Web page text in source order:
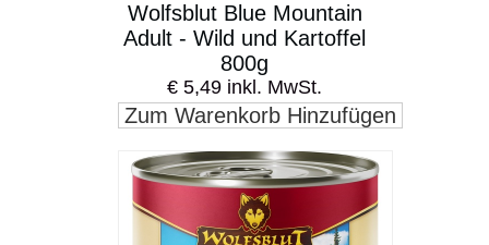
Wolfsblut Blue Mountain
Adult - Wild und Kartoffel
800g
€ 5,49 inkl. MwSt.
Zum Warenkorb Hinzufügen